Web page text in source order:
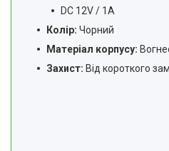
DC 12V / 1A
Колір: Чорний
Матеріал корпусу:
Захист: Від короткого